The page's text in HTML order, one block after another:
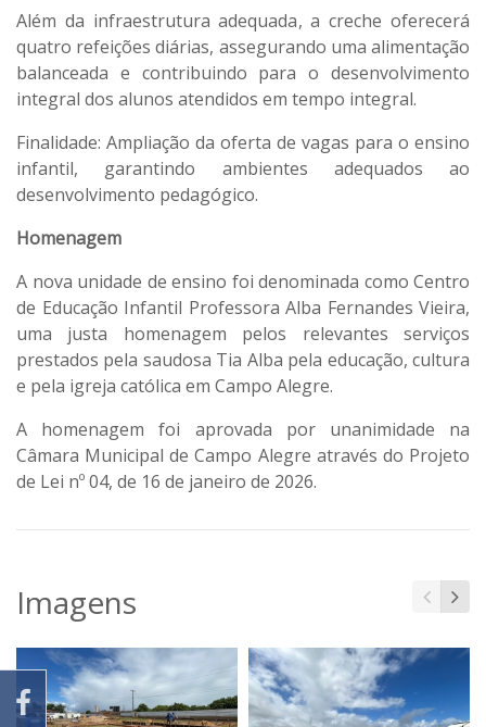
Além da infraestrutura adequada, a creche oferecerá
quatro refeições diárias, assegurando uma alimentação
balanceada e contribuindo para o desenvolvimento
integral dos alunos atendidos em tempo integral.
Finalidade: Ampliação da oferta de vagas para o ensino
infantil, garantindo ambientes adequados ao
desenvolvimento pedagógico.
Homenagem
A nova unidade de ensino foi denominada como Centro
de Educação Infantil Professora Alba Fernandes Vieira,
uma justa homenagem pelos relevantes serviços
prestados pela saudosa Tia Alba pela educação, cultura
e pela igreja católica em Campo Alegre.
A homenagem foi aprovada por unanimidade na
Câmara Municipal de Campo Alegre através do Projeto
de Lei nº 04, de 16 de janeiro de 2026.
Imagens